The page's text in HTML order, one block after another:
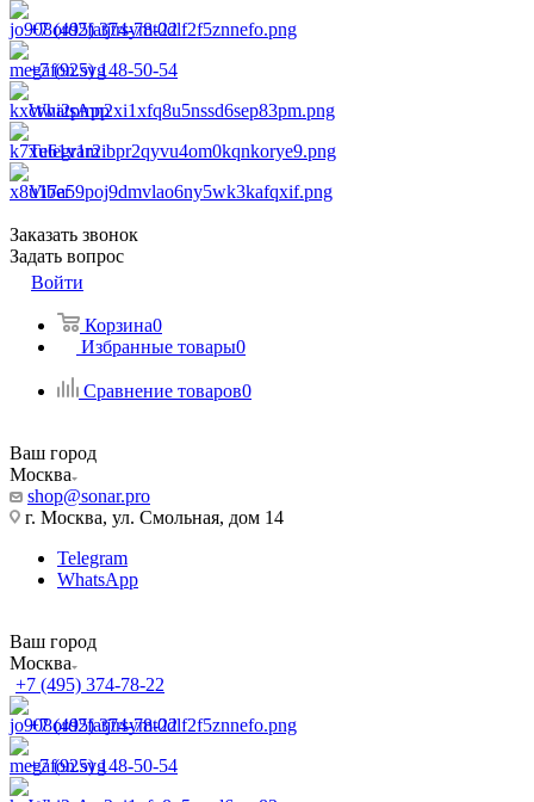
+7 (495) 374-78-22
+7 (925) 148-50-54
WhatsApp
Telegram
Viber
Заказать звонок
Задать вопрос
Войти
Корзина0
Избранные товары0
Сравнение товаров0
Ваш город
Москва
shop@sonar.pro
г. Москва, ул. Смольная, дом 14
Telegram
WhatsApp
Ваш город
Москва
+7 (495) 374-78-22
+7 (495) 374-78-22
+7 (925) 148-50-54